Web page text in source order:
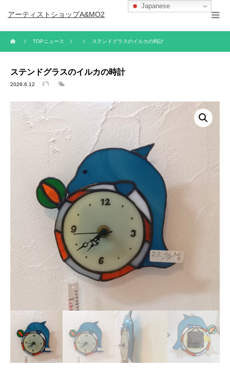
アーティストショップA&MO2
TOPニュース ステンドグラスのイルカの時計
ステンドグラスのイルカの時計
2026.6.12
Japanese